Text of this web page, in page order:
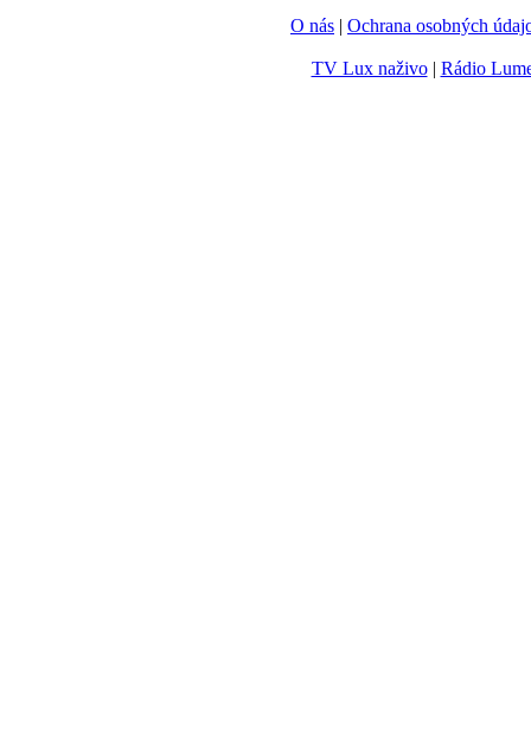
O nás | Ochrana osobných
TV Lux naživo| Rádio